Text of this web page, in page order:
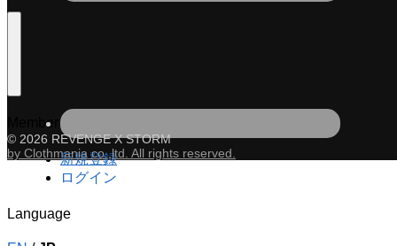
Member
新規登録
ログイン
Language
© 2026 REVENGE X STORM
by Clothmania co.,ltd. All rights reserved.